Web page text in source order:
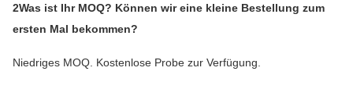
2Was ist Ihr MOQ? Können wir eine kleine Bestellung zum
ersten Mal bekommen?
Niedriges MOQ. Kostenlose Probe zur Verfügung.